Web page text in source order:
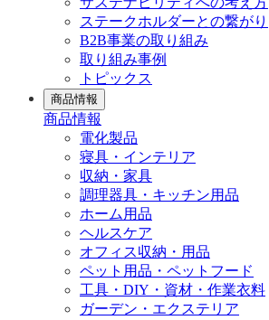
ステークホルダーとの繋がり
B2B事業の取り組み
取り組み事例
トピックス
商品情報
商品情報
電化製品
寝具・インテリア
収納・家具
調理器具・キッチン用品
ホーム用品
ヘルスケア
オフィス収納・用品
ペット用品・ペットフード
工具・DIY・資材・作業衣料
ガーデン・エクステリア